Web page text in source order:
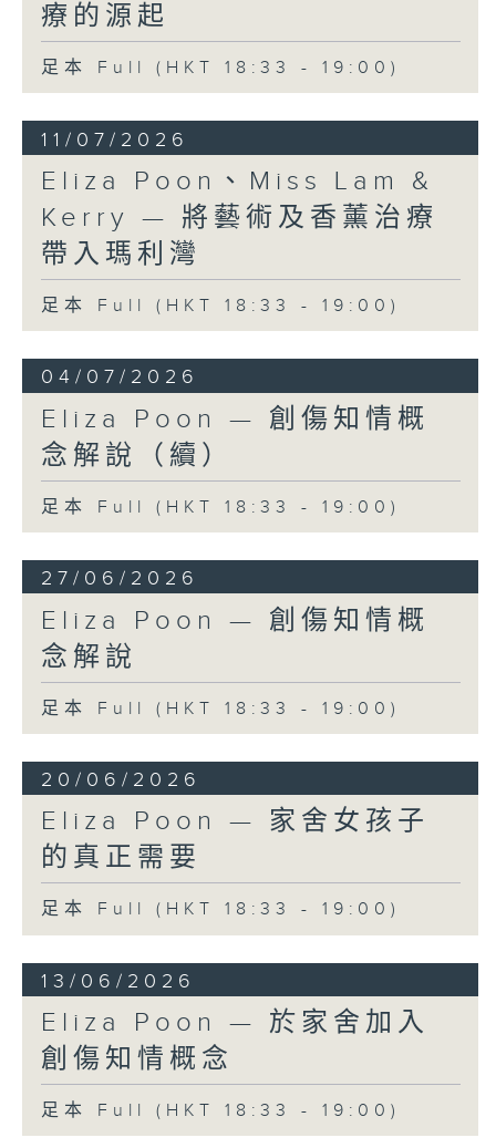
療的源起
足本 Full (HKT 18:33 - 19:00)
11/07/2026
Eliza Poon、Miss Lam &
Kerry — 將藝術及香薰治療
帶入瑪利灣
足本 Full (HKT 18:33 - 19:00)
04/07/2026
Eliza Poon — 創傷知情概
念解說（續）
足本 Full (HKT 18:33 - 19:00)
27/06/2026
Eliza Poon — 創傷知情概
念解說
足本 Full (HKT 18:33 - 19:00)
20/06/2026
Eliza Poon — 家舍女孩子
的真正需要
足本 Full (HKT 18:33 - 19:00)
13/06/2026
Eliza Poon — 於家舍加入
創傷知情概念
足本 Full (HKT 18:33 - 19:00)